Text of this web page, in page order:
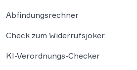
Abfindungsrechner
Check zum Widerrufsjoker
KI-Verordnungs-Checker